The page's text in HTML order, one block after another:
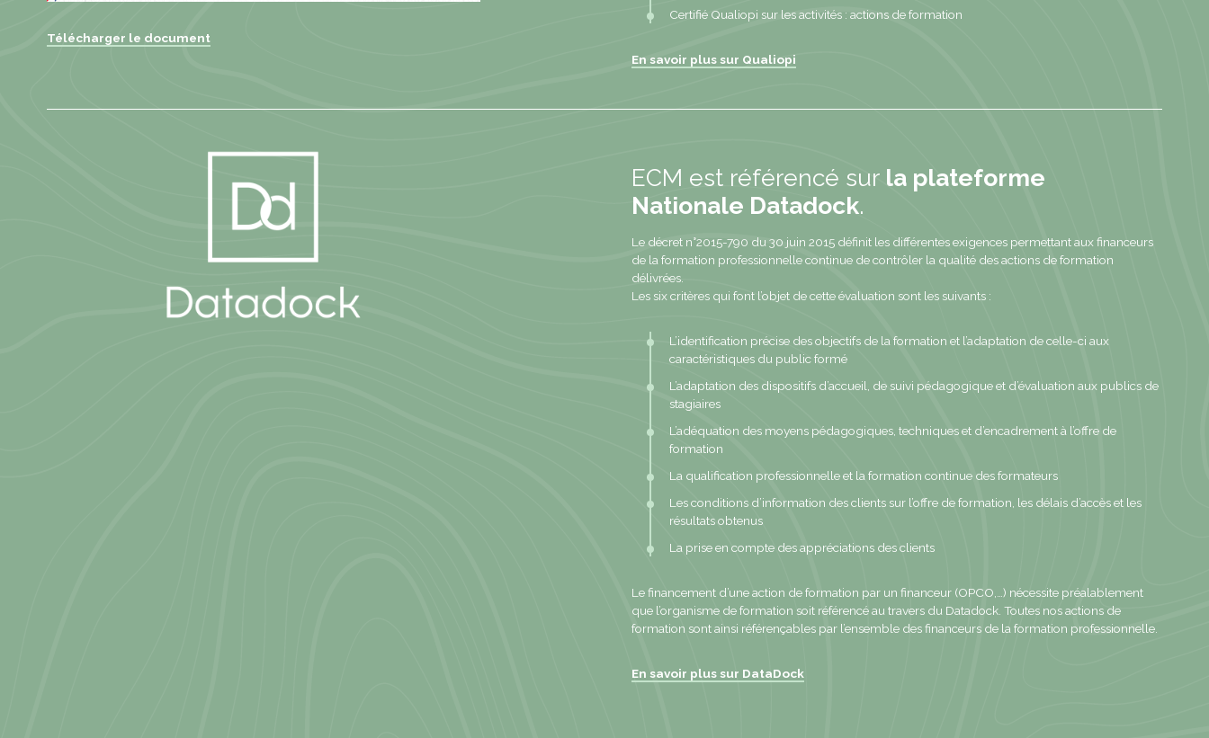
Télécharger le document
Certifié Qualiopi sur les activités : actions de formation
En savoir plus sur Qualiopi
ECM est référencé sur la plateforme
Nationale Datadock.
Le décret n°2015-790 du 30 juin 2015 définit les différentes exigences permettant aux financeurs
de la formation professionnelle continue de contrôler la qualité des actions de formation
délivrées.
Les six critères qui font l’objet de cette évaluation sont les suivants :
L’identification précise des objectifs de la formation et l’adaptation de celle-ci aux
caractéristiques du public formé
L’adaptation des dispositifs d’accueil, de suivi pédagogique et d’évaluation aux publics de
stagiaires
L’adéquation des moyens pédagogiques, techniques et d’encadrement à l’offre de
formation
La qualification professionnelle et la formation continue des formateurs
Les conditions d’information des clients sur l’offre de formation, les délais d’accès et les
résultats obtenus
La prise en compte des appréciations des clients
Le financement d’une action de formation par un financeur (OPCO,…) nécessite préalablement
que l’organisme de formation soit référencé au travers du Datadock. Toutes nos actions de
formation sont ainsi référençables par l’ensemble des financeurs de la formation professionnelle.
En savoir plus sur DataDock